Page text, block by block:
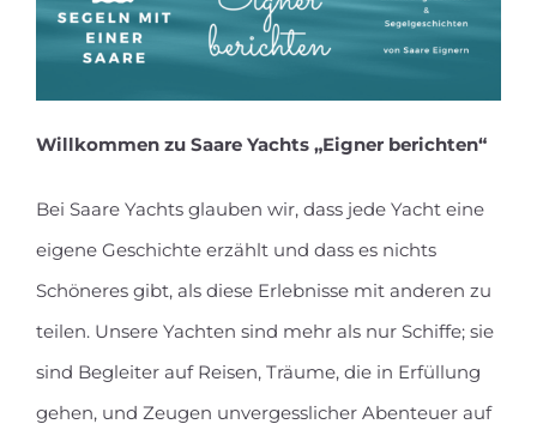
Willkommen zu Saare Yachts „Eigner berichten“
Bei Saare Yachts glauben wir, dass jede Yacht eine
eigene Geschichte erzählt und dass es nichts
Schöneres gibt, als diese Erlebnisse mit anderen zu
teilen. Unsere Yachten sind mehr als nur Schiffe; sie
sind Begleiter auf Reisen, Träume, die in Erfüllung
gehen, und Zeugen unvergesslicher Abenteuer auf